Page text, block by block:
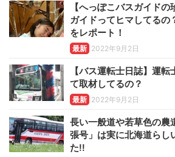
【へっぽこバスガイド
ガイドってヒマしてる
をレポート！
最新 2022年9月2日
【バス運転士日誌】運
て取材してるの？
最新 2022年9月2日
長い一般道や若草色の
張号」は実に北海道らし
た!!